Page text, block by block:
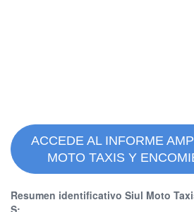
ACCEDE AL INFORME
MOTO TAXIS Y
Resumen identificativo Siul Moto